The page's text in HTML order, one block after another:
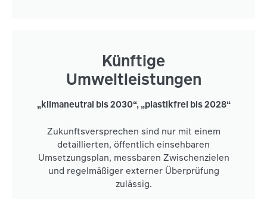
Künftige
Umweltleistungen
„klimaneutral bis 2030“, „plastikfrei bis 2028“
Zukunftsversprechen sind nur mit einem
detaillierten, öffentlich einsehbaren
Umsetzungsplan, messbaren Zwischenzielen
und regelmäßiger externer Überprüfung
zulässig.